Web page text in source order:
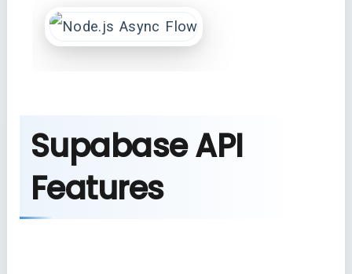
Supabase API
Features